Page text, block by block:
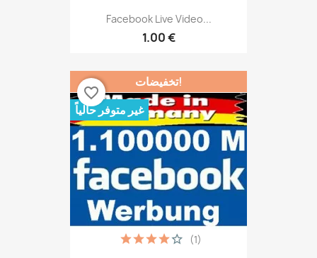
Facebook Live Video...
1.00 €
(1)
تخفيضات!
غير متوفر حالياً
favorite_border